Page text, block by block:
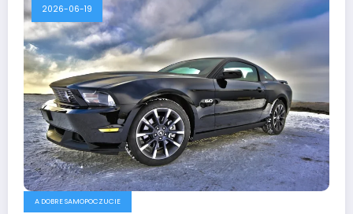
2026-06-19
A DOBRE SAMOPOCZUCIE